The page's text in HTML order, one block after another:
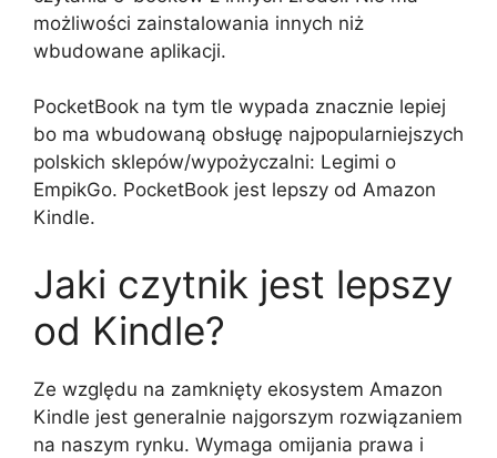
możliwości zainstalowania innych niż
wbudowane aplikacji.
PocketBook na tym tle wypada znacznie lepiej
bo ma wbudowaną obsługę najpopularniejszych
polskich sklepów/wypożyczalni: Legimi o
EmpikGo. PocketBook jest lepszy od Amazon
Kindle.
Jaki czytnik jest lepszy
od Kindle?
Ze względu na zamknięty ekosystem Amazon
Kindle jest generalnie najgorszym rozwiązaniem
na naszym rynku. Wymaga omijania prawa i